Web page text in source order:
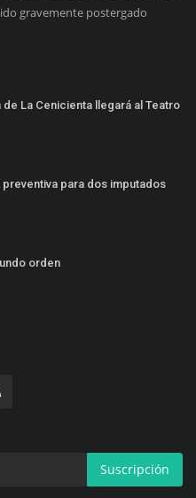
gravemente postergado
de La Cenicienta llegará al Teatro
preventiva para dos imputados
orden
Suscripción